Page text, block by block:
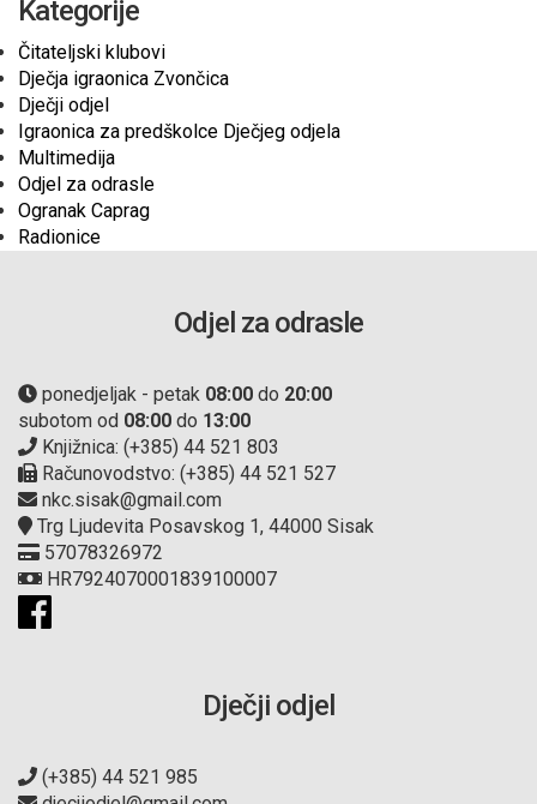
Kategorije
Čitateljski klubovi
Dječja igraonica Zvončica
Dječji odjel
Igraonica za predškolce Dječjeg odjela
Multimedija
Odjel za odrasle
Ogranak Caprag
Radionice
Odjel za odrasle
ponedjeljak - petak 08:00 do 20:00
subotom od 08:00 do 13:00
Knjižnica: (+385) 44 521 803
Računovodstvo: (+385) 44 521 527
nkc.sisak@gmail.com
Trg Ljudevita Posavskog 1, 44000 Sisak
57078326972
HR7924070001839100007
Dječji odjel
(+385) 44 521 985